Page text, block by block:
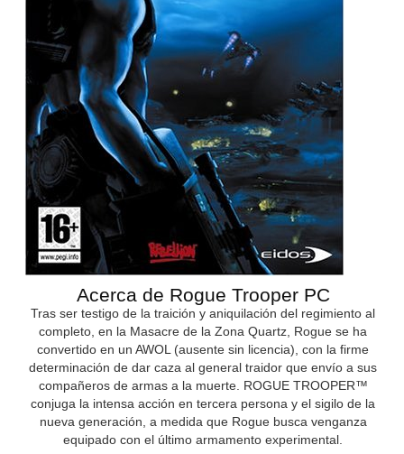
Acerca de Rogue Trooper PC
Tras ser testigo de la traición y aniquilación del regimiento al
completo, en la Masacre de la Zona Quartz, Rogue se ha
convertido en un AWOL (ausente sin licencia), con la firme
determinación de dar caza al general traidor que envío a sus
compañeros de armas a la muerte. ROGUE TROOPER™
conjuga la intensa acción en tercera persona y el sigilo de la
nueva generación, a medida que Rogue busca venganza
equipado con el último armamento experimental.